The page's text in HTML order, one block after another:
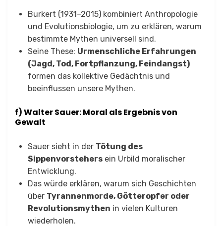
Burkert (1931–2015) kombiniert Anthropologie
und Evolutionsbiologie, um zu erklären, warum
bestimmte Mythen universell sind.
Seine These: Urmenschliche Erfahrungen
(Jagd, Tod, Fortpflanzung, Feindangst)
formen das kollektive Gedächtnis und
beeinflussen unsere Mythen.
f) Walter Sauer: Moral als Ergebnis von
Gewalt
Sauer sieht in der Tötung des
Sippenvorstehers ein Urbild moralischer
Entwicklung.
Das würde erklären, warum sich Geschichten
über Tyrannenmorde, Götteropfer oder
Revolutionsmythen in vielen Kulturen
wiederholen.